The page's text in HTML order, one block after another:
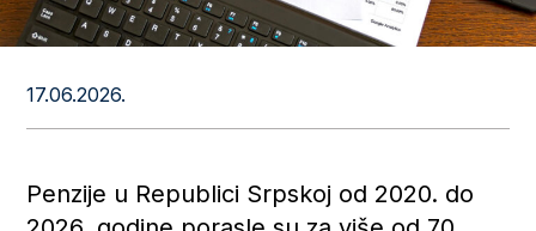
17.06.2026.
Penzije u Republici Srpskoj od 2020. do